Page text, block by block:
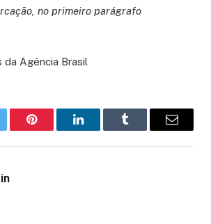
no primeiro parágrafo
Agência Brasil
Pinterest LinkedInTumblr Email